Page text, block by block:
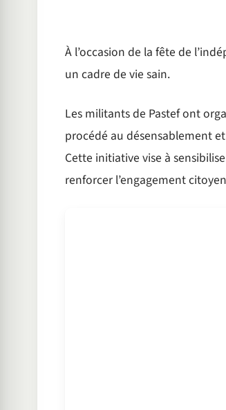
À l’occasion de la fête de
un cadre de vie sain.
Les militants de Pastefont
procédé au désensablement
Cette initiative vise à
renforcer l’engagement